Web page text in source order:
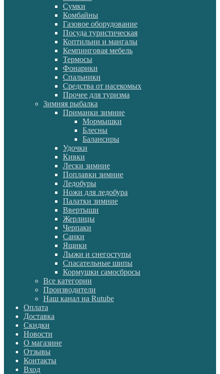
Сумки
Комбайны
Газовое оборудование
Посуда туристическая
Коптильни и мангалы
Кемпинговая мебель
Термосы
Фонарики
Спальники
Средства от насекомых
Прочее для туризма
Зимняя рыбалка
Приманки зимние
Мормышки
Блесны
Балансиры
Удочки
Кивки
Лески зимние
Поплавки зимние
Ледобуры
Ножи для ледобура
Палатки зимние
Ввертыши
Жерлицы
Черпаки
Санки
Ящики
Лыжи и снегоступы
Спасательные шипы
Кормушки самосбросы
Все категории
Производители
Наш канал на Rutube
Оплата
Доставка
Скидки
Новости
О магазине
Отзывы
Контакты
Вход